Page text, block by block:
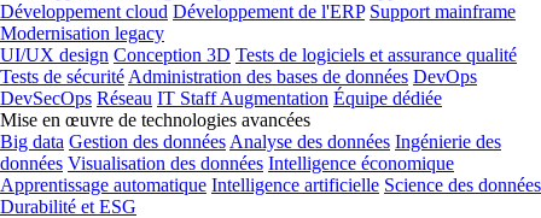
Développement cloud Développement de l'ERP Support mainframe
Modernisation legacy
UI/UX design Conception 3D Tests de logiciels et assurance qualité
Tests de sécurité Administration des bases de données DevOps
DevSecOps Réseau IT Staff Augmentation Équipe dédiée
Mise en œuvre de technologies avancées
Big data Gestion des données Analyse des données Ingénierie des
données Visualisation des données Intelligence économique
Apprentissage automatique Intelligence artificielle Science des données
Durabilité et ESG